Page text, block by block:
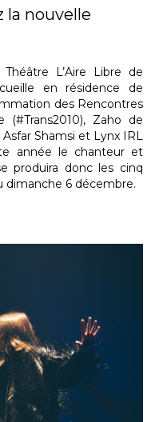
la nouvelle
L’Aire Libre de
en résidence de
des Rencontres
(#Trans2010), Zaho de
Shamsi et Lynx IRL
année le chanteur et
produira donc les cinq
dimanche 6 décembre.